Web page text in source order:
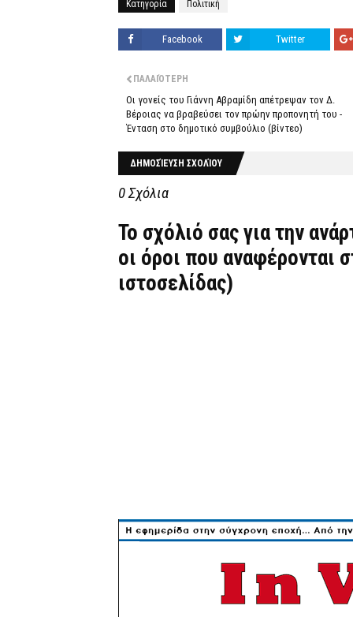
Κατηγορία Πολιτική
Facebook Twitter
ΠΑΛΑΙΌΤΕΡΗ
Οι γονείς του Γιάννη Αβραμίδη απέτρεψαν τον Δ.
Βέροιας να βραβεύσει τον πρώην προπονητή του -
Ένταση στο δημοτικό συμβούλιο (βίντεο)
ΔΗΜΟΣΊΕΥΣΗ ΣΧΟΛΊΟΥ
0 Σχόλια
Το σχόλιό σας για την
οι όροι που αναφέρονται
ιστοσελίδας)